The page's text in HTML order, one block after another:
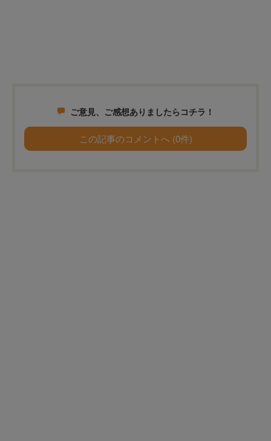
ご意見、ご感想ありましたらコチラ！
この記事のコメントへ (0件)